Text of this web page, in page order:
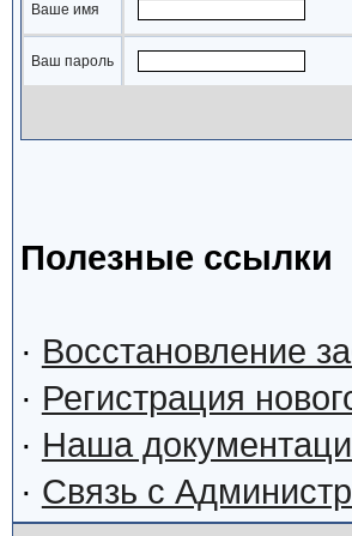
Ваше имя
Ваш пароль
Полезные ссылки
· Восстановление
· Регистрация
· Наша
· Связь с